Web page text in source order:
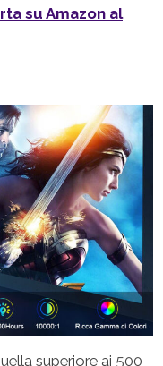
su Amazon al
superiore ai 500